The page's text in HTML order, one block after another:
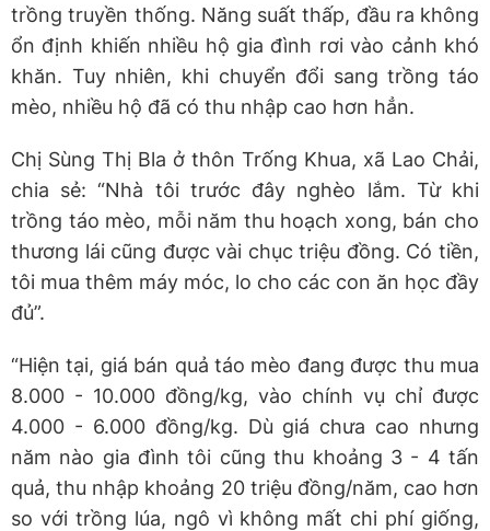
trồng truyền thống. Năng suất thấp, đầu ra không
ổn định khiến nhiều hộ gia đình rơi vào cảnh khó
khăn. Tuy nhiên, khi chuyển đổi sang trồng táo
mèo, nhiều hộ đã có thu nhập cao hơn hẳn.
​Chị Sùng Thị Bla ở thôn Trống Khua, xã Lao Chải,
chia sẻ: “Nhà tôi trước đây nghèo lắm. Từ khi
trồng táo mèo, mỗi năm thu hoạch xong, bán cho
thương lái cũng được vài chục triệu đồng. Có tiền,
tôi mua thêm máy móc, lo cho các con ăn học đầy
đủ”.
“Hiện tại, giá bán quả táo mèo đang được thu mua
8.000 - 10.000 đồng/kg, vào chính vụ chỉ được
4.000 - 6.000 đồng/kg. Dù giá chưa cao nhưng
năm nào gia đình tôi cũng thu khoảng 3 - 4 tấn
quả, thu nhập khoảng 20 triệu đồng/năm, cao hơn
so với trồng lúa, ngô vì không mất chi phí giống,